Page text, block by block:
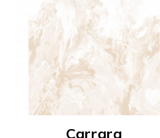
Carrara